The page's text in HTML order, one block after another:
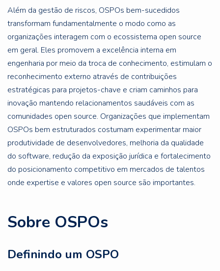
Além da gestão de riscos, OSPOs bem-sucedidos
transformam fundamentalmente o modo como as
organizações interagem com o ecossistema open source
em geral. Eles promovem a excelência interna em
engenharia por meio da troca de conhecimento, estimulam o
reconhecimento externo através de contribuições
estratégicas para projetos-chave e criam caminhos para
inovação mantendo relacionamentos saudáveis com as
comunidades open source. Organizações que implementam
OSPOs bem estruturados costumam experimentar maior
produtividade de desenvolvedores, melhoria da qualidade
do software, redução da exposição jurídica e fortalecimento
do posicionamento competitivo em mercados de talentos
onde expertise e valores open source são importantes.
Sobre OSPOs
Definindo um OSPO